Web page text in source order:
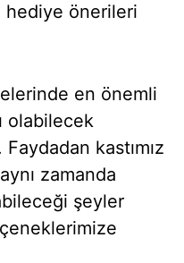
hediye önerileri
en önemli
olabilecek
kastımız
zamanda
şeyler